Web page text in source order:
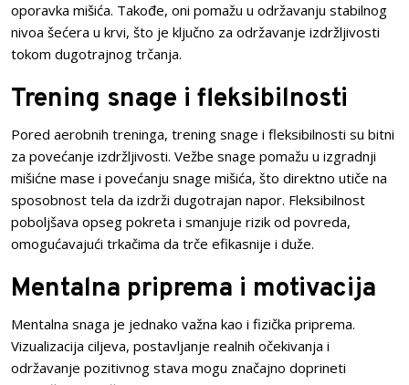
oporavka mišića. Takođe, oni pomažu u održavanju stabilnog
nivoa šećera u krvi, što je ključno za održavanje izdržljivosti
tokom dugotrajnog trčanja.
Trening snage i fleksibilnosti
Pored aerobnih treninga, trening snage i fleksibilnosti su bitni
za povećanje izdržljivosti. Vežbe snage pomažu u izgradnji
mišićne mase i povećanju snage mišića, što direktno utiče na
sposobnost tela da izdrži dugotrajan napor. Fleksibilnost
poboljšava opseg pokreta i smanjuje rizik od povreda,
omogućavajući trkačima da trče efikasnije i duže.
Mentalna priprema i motivacija
Mentalna snaga je jednako važna kao i fizička priprema.
Vizualizacija ciljeva, postavljanje realnih očekivanja i
održavanje pozitivnog stava mogu značajno doprineti